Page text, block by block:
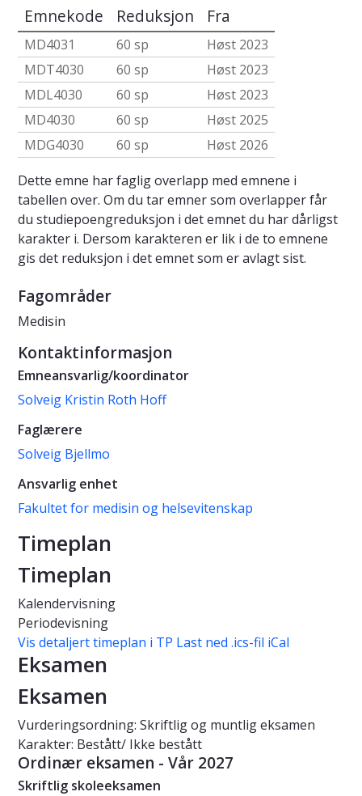
Emnekode Reduksjon Fra
MD4031 60 sp
Høst 2023
MDT4030
60 sp
Høst 2023
MDL4030
60 sp
Høst 2023
MD4030
60 sp
Høst 2025
MDG4030
60 sp
Høst 2026
Dette emne har faglig overlapp med emnene i
tabellen over. Om du tar emner som overlapper får
du studiepoengreduksjon i det emnet du har dårligst
karakter i. Dersom karakteren er lik i de to emnene
gis det reduksjon i det emnet som er avlagt sist.
Fagområder
Medisin
Kontaktinformasjon
Emneansvarlig/koordinator
Solveig Kristin Roth Hoff
Faglærere
Solveig Bjellmo
Ansvarlig enhet
Fakultet for medisin og helsevitenskap
Timeplan
Timeplan
Kalendervisning
Periodevisning
Vis detaljert timeplan i TP Last ned .ics-fil iCal
Eksamen
Eksamen
Vurderingsordning: Skriftlig og muntlig eksamen
Karakter: Bestått/ Ikke bestått
Ordinær eksamen - Vår 2027
Skriftlig skoleeksamen